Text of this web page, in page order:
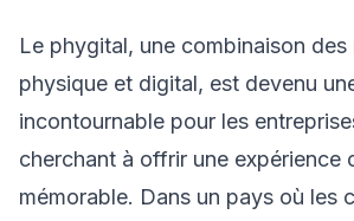
Le phygital, une combinaison des
physique et digital, est devenu
incontournable pour les
cherchant à offrir une expérience
mémorable. Dans un pays où les